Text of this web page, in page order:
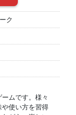
ク
ムです。様々
使い方を習得